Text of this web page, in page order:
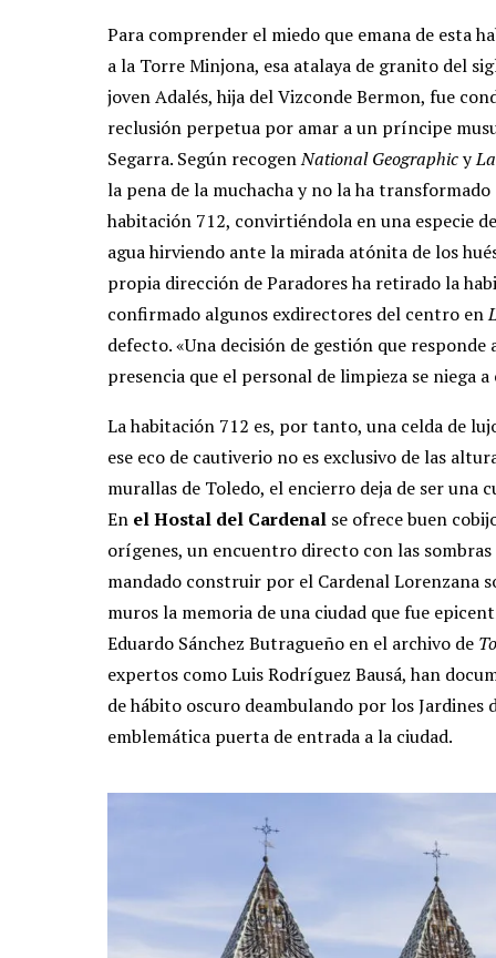
Para comprender el miedo que emana de esta
a la Torre Minjona, esa atalaya de granito del
joven Adalés, hija del Vizconde Bermon, fue
reclusión perpetua por amar a un príncipe
Segarra. Según recogenNational Geographicy
la pena de la muchacha y no la ha
habitación 712, convirtiéndola en una especie
agua hirviendo ante la mirada atónita de los
propia dirección de Paradores ha retirado la
confirmado algunos exdirectores del centro en
defecto. «Una decisión de gestión que
presencia que el personal de limpieza se niega
La habitación 712 es, por tanto, una celda de
ese eco de cautiverio no es exclusivo de las
murallas de Toledo, el encierro deja de ser una
En el Hostal del Cardenal se ofrece buen
orígenes, un encuentro directo con las
mandado construir por el Cardenal Lorenzana
muros la memoria de una ciudad que fue
Eduardo Sánchez Butragueño en el archivo de
expertos como Luis Rodríguez Bausá, han
de hábito oscuro deambulando por los
emblemática puerta de entrada a la ciudad.